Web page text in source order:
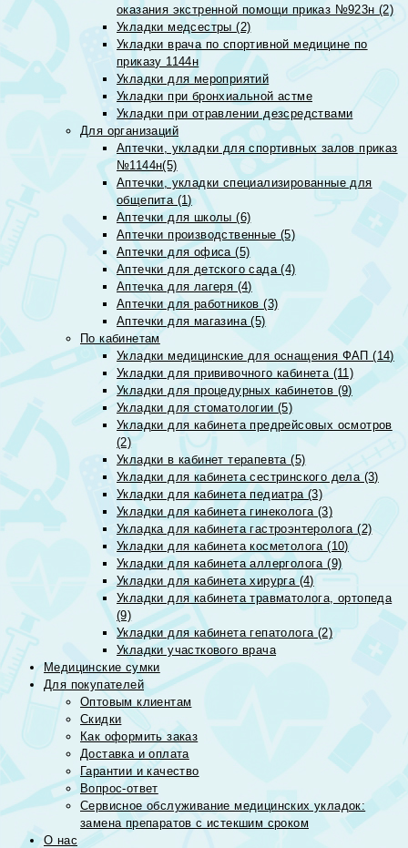
оказания экстренной помощи приказ №923н (2)
Укладки медсестры (2)
Укладки врача по спортивной медицине по
приказу 1144н
Укладки для мероприятий
Укладки при бронхиальной астме
Укладки при отравлении дезсредствами
Для организаций
Аптечки, укладки для спортивных залов приказ
№1144н(5)
Аптечки, укладки специализированные для
общепита (1)
Аптечки для школы (6)
Аптечки производственные (5)
Аптечки для офиса (5)
Аптечки для детского сада (4)
Аптечка для лагеря (4)
Аптечки для работников (3)
Аптечки для магазина (5)
По кабинетам
Укладки медицинские для оснащения ФАП (14)
Укладки для прививочного кабинета (11)
Укладки для процедурных кабинетов (9)
Укладки для стоматологии (5)
Укладки для кабинета предрейсовых осмотров
(2)
Укладки в кабинет терапевта (5)
Укладки для кабинета сестринского дела (3)
Укладки для кабинета педиатра (3)
Укладки для кабинета гинеколога (3)
Укладка для кабинета гастроэнтеролога (2)
Укладки для кабинета косметолога (10)
Укладки для кабинета аллерголога (9)
Укладки для кабинета хирурга (4)
Укладки для кабинета травматолога, ортопеда
(9)
Укладки для кабинета гепатолога (2)
Укладки участкового врача
Медицинские сумки
Для покупателей
Оптовым клиентам
Скидки
Как оформить заказ
Доставка и оплата
Гарантии и качество
Вопрос-ответ
Сервисное обслуживание медицинских укладок:
замена препаратов с истекшим сроком
О нас